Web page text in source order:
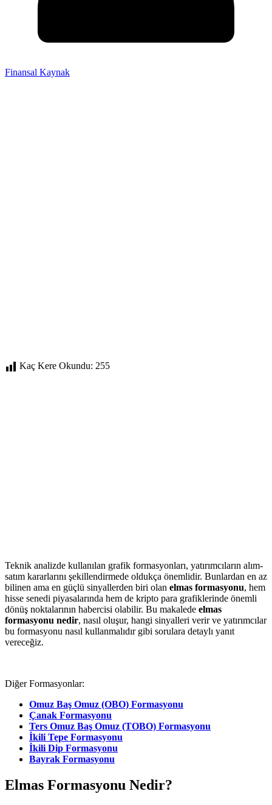
Finansal Kaynak
Kaç Kere Okundu: 255
Teknik analizde kullanılan grafik formasyonları, yatırımcıların alım-
satım kararlarını şekillendirmede oldukça önemlidir. Bunlardan en az
bilinen ama en güçlü sinyallerden biri olan elmas formasyonu, hem
hisse senedi piyasalarında hem de kripto para grafiklerinde önemli
dönüş noktalarının habercisi olabilir. Bu makalede elmas
formasyonu nedir, nasıl oluşur, hangi sinyalleri verir ve yatırımcılar
bu formasyonu nasıl kullanmalıdır gibi sorulara detaylı yanıt
vereceğiz.
Diğer Formasyonlar:
Omuz Baş Omuz (OBO) Formasyonu
Çanak Formasyonu
Ters Omuz Baş Omuz (TOBO) Formasyonu
İkili Tepe Formasyonu
İkili Dip Formasyonu
Bayrak Formasyonu
Elmas Formasyonu Nedir?